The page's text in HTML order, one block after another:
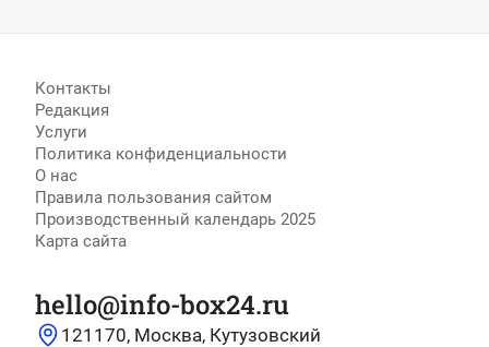
Контакты
Редакция
Услуги
Политика конфиденциальности
О нас
Правила пользования сайтом
Производственный календарь 2025
Карта сайта
hello@info-box24.ru
121170, Москва, Кутузовский